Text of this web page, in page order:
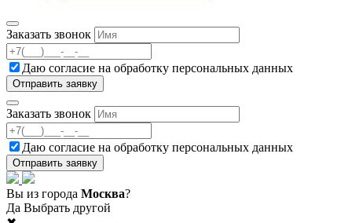
Заказать звонок
Даю согласие на обработку персональных данных
Заказать звонок
Даю согласие на обработку персональных данных
Вы из города Москва?
Да Выбрать другой